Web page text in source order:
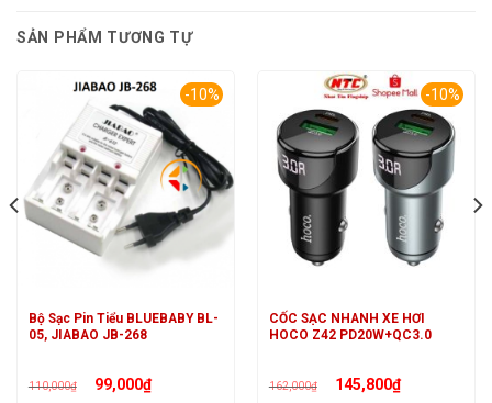
SẢN PHẨM TƯƠNG TỰ
-10%
Bộ Sạc Pin Tiểu BLUEBABY BL-
05, JIABAO JB-268
110,000₫ Giá
gốc
99,000₫Giá
hiện
-10%
CỐC SẠC NHANH XE HƠI
HOCO Z42 PD20W+QC3.0
162,000₫ Giá
gốc145,800₫Giá
hiện